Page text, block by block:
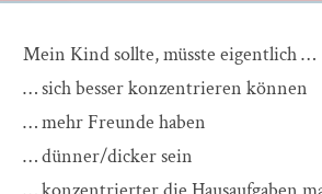
Mein Kind sollte, müsste eigentlich …
… sich besser konzentrieren können
… mehr Freunde haben
… dünner/dicker sein